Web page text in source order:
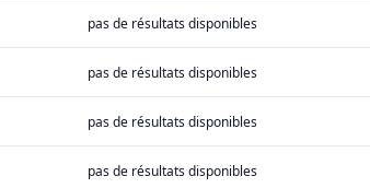
pas de résultats disponibles
pas de résultats disponibles
pas de résultats disponibles
pas de résultats disponibles